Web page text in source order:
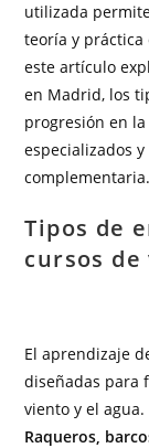
utilizada
teoría y práctica
este artículo
en Madrid, los
progresión en
especializados
complementaria.
Tipos de
cursos de
El aprendizaje
diseñadas para
viento y el agua.
Raqueros,